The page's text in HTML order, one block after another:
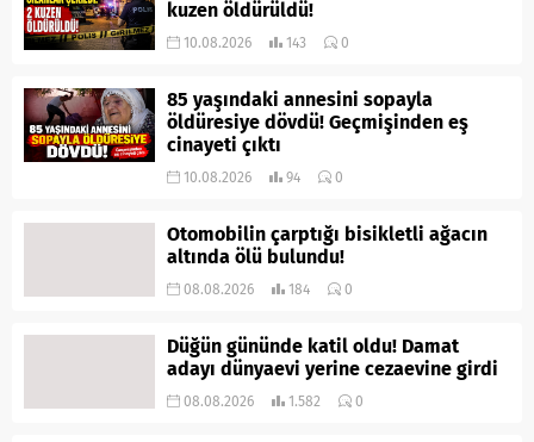
kuzen öldürüldü!
10.08.2026 143 0
85 yaşındaki annesini sopayla
öldüresiye dövdü! Geçmişinden eş
cinayeti çıktı
10.08.2026 94 0
Otomobilin çarptığı bisikletli ağacın
altında ölü bulundu!
08.08.2026 184 0
Düğün gününde katil oldu! Damat
adayı dünyaevi yerine cezaevine girdi
08.08.2026 1.582 0